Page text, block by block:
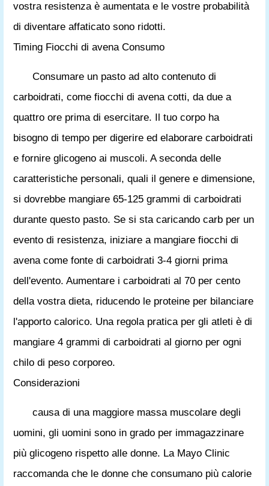
vostra resistenza è aumentata e le vostre probabilità
di diventare affaticato sono ridotti.
Timing Fiocchi di avena Consumo
Consumare un pasto ad alto contenuto di
carboidrati, come fiocchi di avena cotti, da due a
quattro ore prima di esercitare. Il tuo corpo ha
bisogno di tempo per digerire ed elaborare carboidrati
e fornire glicogeno ai muscoli. A seconda delle
caratteristiche personali, quali il genere e dimensione,
si dovrebbe mangiare 65-125 grammi di carboidrati
durante questo pasto. Se si sta caricando carb per un
evento di resistenza, iniziare a mangiare fiocchi di
avena come fonte di carboidrati 3-4 giorni prima
dell'evento. Aumentare i carboidrati al 70 per cento
della vostra dieta, riducendo le proteine ​​per bilanciare
l'apporto calorico. Una regola pratica per gli atleti è di
mangiare 4 grammi di carboidrati al giorno per ogni
chilo di peso corporeo.
Considerazioni
causa di una maggiore massa muscolare degli
uomini, gli uomini sono in grado per immagazzinare
più glicogeno rispetto alle donne. La Mayo Clinic
raccomanda che le donne che consumano più calorie